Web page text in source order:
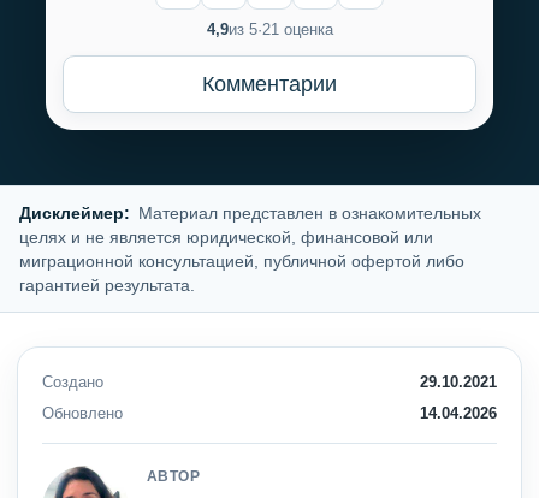
4,9из 5·21 оценка
Комментарии
Дисклеймер: Материал представлен в ознакомительных
целях и не является юридической, финансовой или
миграционной консультацией, публичной офертой либо
гарантией результата.
Создано
29.10.2021
Обновлено
14.04.2026
АВТОР